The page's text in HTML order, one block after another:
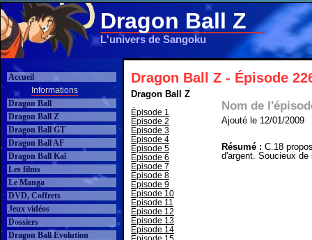
Dragon Ball Z
L'univers de Sangoku
Accueil
Informations
Dragon Ball
Dragon Ball Z
Dragon Ball GT
Dragon Ball AF
Dragon Ball Kaï
Les films
Le Manga
DVD, Coffrets
Jeux vidéos
Dossiers
Dragon Ball Evolution
Dragon Ball Z - Épisode
Dragon Ball Z
Épisode 1
Épisode 2
Épisode 3
Épisode 4
Épisode 5
Épisode 6
Épisode 7
Épisode 8
Épisode 9
Épisode 10
Épisode 11
Épisode 12
Épisode 13
Épisode 14
Nom de
Ajouté le 12/01/2009
Résumé : C.18
d'argent. Soucieux